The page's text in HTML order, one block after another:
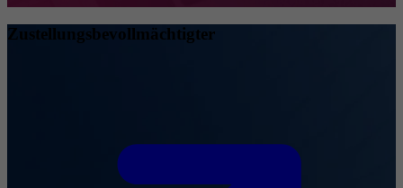
Zustellungsbevollmächtigter